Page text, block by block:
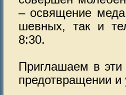
– освящение
шев­ных, так и
8:30.
Приглашаем в
предотвращении